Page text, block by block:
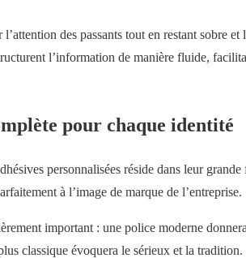
des passants tout en restant sobre
l’information de manière fluide,
pour chaque identité
personnalisées réside dans leur
à l’image de marque de l’entreprise.
important : une police moderne
classique évoquera le sérieux et la